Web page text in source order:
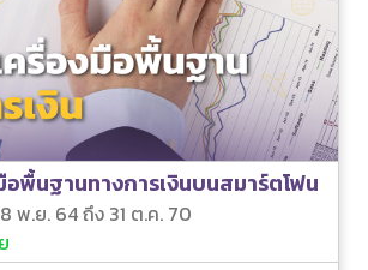
อพื้นฐานทางการเงินบนสมาร์ตโฟน
พ.ย. 64 ถึง 31 ต.ค. 70